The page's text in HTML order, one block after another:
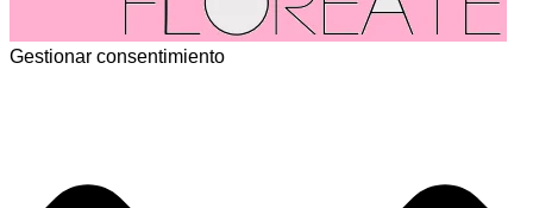
Gestionar consentimiento